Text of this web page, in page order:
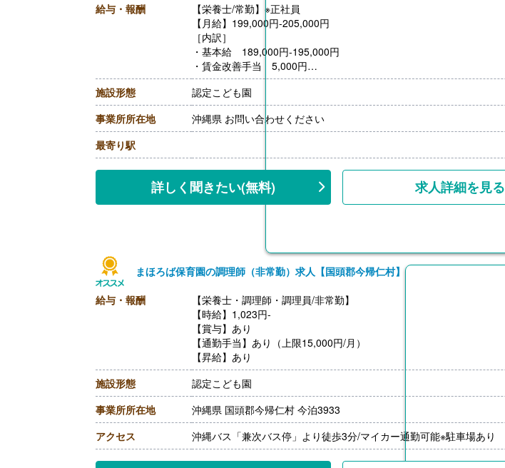
給与・報酬
【栄養士/常勤】※正社員
【月給】199,000円-205,000円
［内訳］
・基本給 189,000円-195,000円
・賃金改善手当 5,000円
・特殊業務手当 5,000円
【賞与】年2回（計2.60ヶ月分）※前年度実績
【通勤手当】あり（上限10,500円/月）
【昇給】あり（1月あたり2,000円）※前年度実績
【退職金】あり※勤続年数不問、共済加入
施設形態
認定こども園
事業所所在地
沖縄県 お問い合わせください
最寄り駅
詳しく聞きたい(無料) 求人詳細を見る
まほろば保育園の調理師（非常勤）求人【国頭郡今帰仁村】
給与・報酬
【栄養士・調理師・調理員/非常勤】
【時給】1,023円-
【賞与】あり
【通勤手当】あり（上限15,000円/月）
【昇給】あり
施設形態
認定こども園
事業所所在地
沖縄県 国頭郡今帰仁村 今泊3933
アクセス
沖縄バス「兼次バス停」より徒歩3分/マイカー通勤可能※駐車場あり